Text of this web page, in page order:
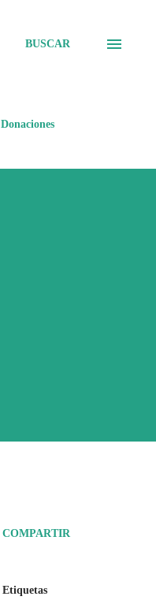
BUSCAR
Donaciones
COMPARTIR
Etiquetas